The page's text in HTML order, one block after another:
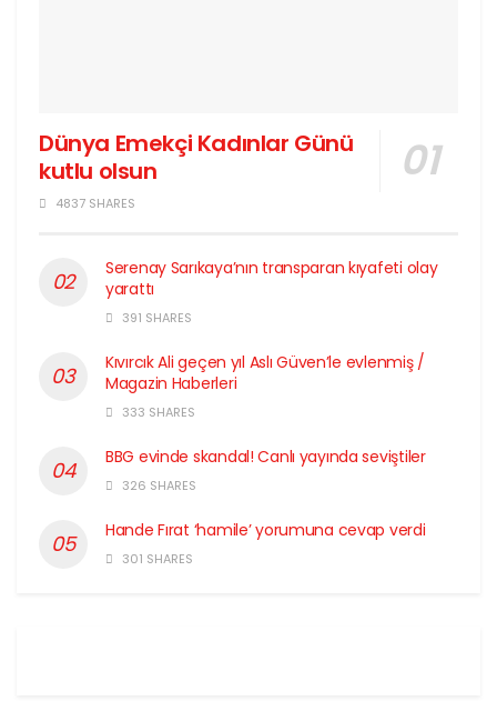
Dünya Emekçi Kadınlar Günü
kutlu olsun
4837 SHARES
Serenay Sarıkaya’nın transparan kıyafeti olay
yarattı
391 SHARES
Kıvırcık Ali geçen yıl Aslı Güven’le evlenmiş /
Magazin Haberleri
333 SHARES
BBG evinde skandal! Canlı yayında seviştiler
326 SHARES
Hande Fırat ‘hamile’ yorumuna cevap verdi
301 SHARES